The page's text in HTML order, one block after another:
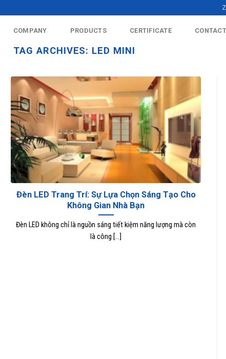
COMPANY PRODUCTS CERTIFICATE
TAG ARCHIVES: LED MINI
Đèn LED Trang Trí: Sự Lựa Chọn Sáng Tạo Cho
Không Gian Nhà Bạn
Đèn LED không chỉ là nguồn sáng tiết kiệm năng lượng mà còn
là công [...]